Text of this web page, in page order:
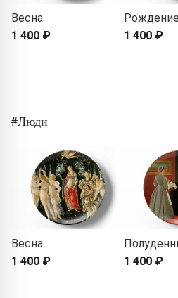
Весна
1 400 ₽
1 400 ₽
#Люди
Весна
1 400 ₽
1 400 ₽